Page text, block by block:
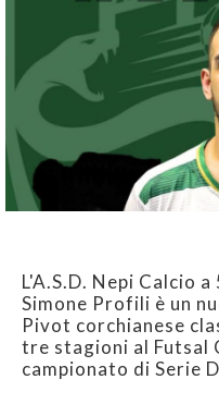
L'A.S.D. Nepi Calcio
Simone Profili è un
Pivot corchianese
tre stagioni al Futsal
campionato di Serie